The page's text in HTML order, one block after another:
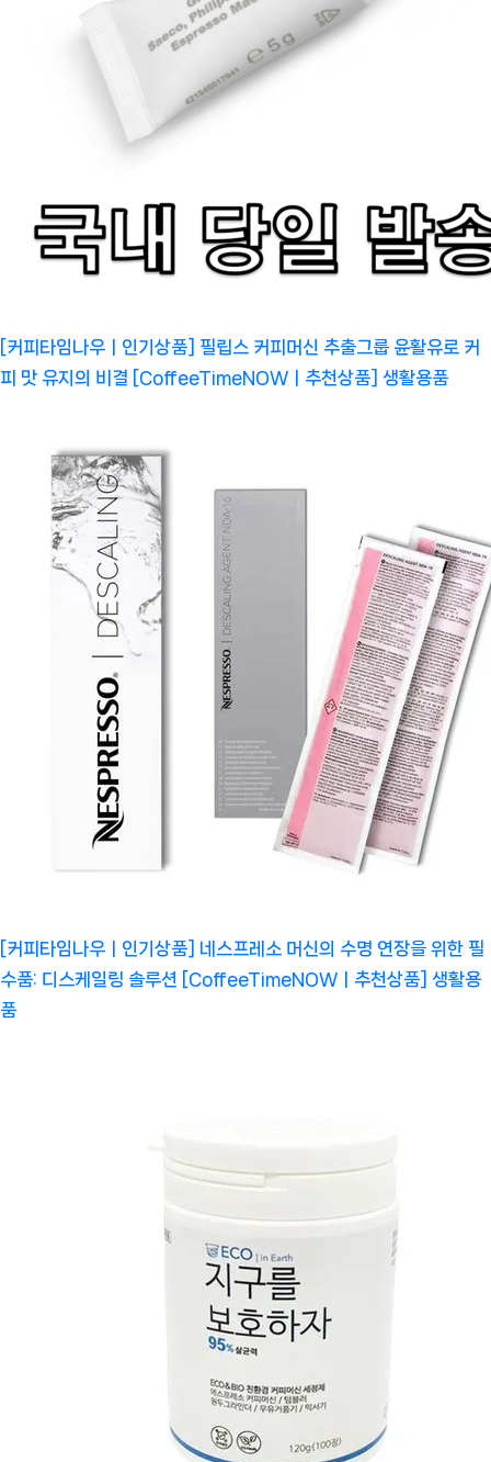
[커피타임나우ㅣ인기상품] 필립스 커피머신 추출그룹 윤활유로 커
피 맛 유지의 비결 [CoffeeTimeNOWㅣ추천상품] 생활용품
[커피타임나우ㅣ인기상품] 네스프레소 머신의 수명 연장을 위한 필
수품: 디스케일링 솔루션 [CoffeeTimeNOWㅣ추천상품] 생활용
품